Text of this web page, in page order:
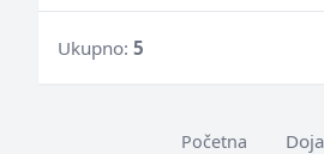
Ukupno: 5
Početna